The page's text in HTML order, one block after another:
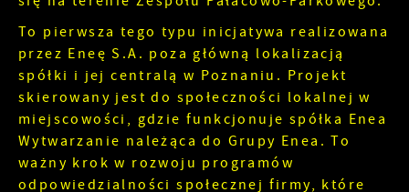
To pierwsza tego typu inicjatywa realizowana
przez Eneę S.A. poza główną lokalizacją
spółki i jej centralą w Poznaniu. Projekt
skierowany jest do społeczności lokalnej w
miejscowości, gdzie funkcjonuje spółka Enea
Wytwarzanie należąca do Grupy Enea. To
ważny krok w rozwoju programów
odpowiedzialności społecznej firmy, które